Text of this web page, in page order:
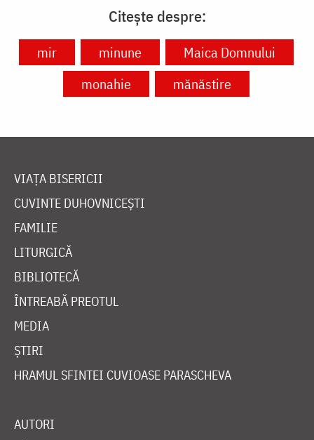
Citește despre:
mir minune
Maica Domnului
monahie
mănăstire
VIAȚA BISERICII
CUVINTE DUHOVNICEȘTI
FAMILIE
LITURGICĂ
BIBLIOTECĂ
ÎNTREABĂ PREOTUL
MEDIA
ȘTIRI
HRAMUL SFINTEI CUVIOASE PARASCHEVA
AUTORI